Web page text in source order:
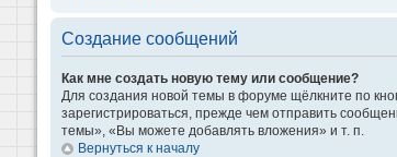
Создание сообщений
Как мне создать новую тему или сообщение?
Для создания новой темы в форуме щёлкните по
зарегистрироваться, прежде чем отправить
темы», «Вы можете добавлять вложения» и т. п.
Вернуться к началу